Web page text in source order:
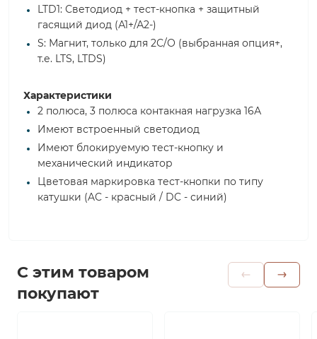
LTD1: Светодиод + тест-кнопка + защитный
гасящий диод (А1+/А2-)
S: Магнит, только для 2С/О (выбранная опция+,
т.е. LTS, LTDS)
Характеристики
2 полюса, 3 полюса контакная нагрузка 16А
Имеют встроенный светодиод
Имеют блокируемую тест-кнопку и
механический индикатор
Цветовая маркировка тест-кнопки по типу
катушки (AC - красный / DC - синий)
С этим товаром
покупают